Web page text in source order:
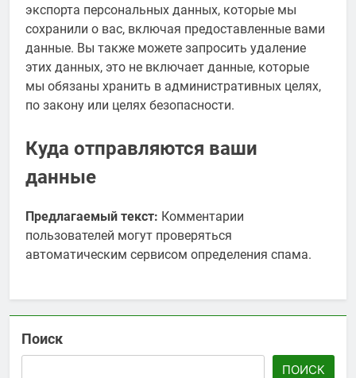
экспорта персональных данных, которые мы
сохранили о вас, включая предоставленные вами
данные. Вы также можете запросить удаление
этих данных, это не включает данные, которые
мы обязаны хранить в административных целях,
по закону или целях безопасности.
Куда отправляются ваши
данные
Предлагаемый текст: Комментарии
пользователей могут проверяться
автоматическим сервисом определения спама.
Поиск
ПОИСК